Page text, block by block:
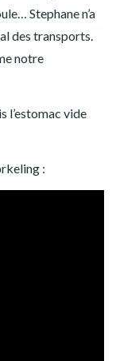
Stephane n’a
des transports.
notre
l’estomac vide
: